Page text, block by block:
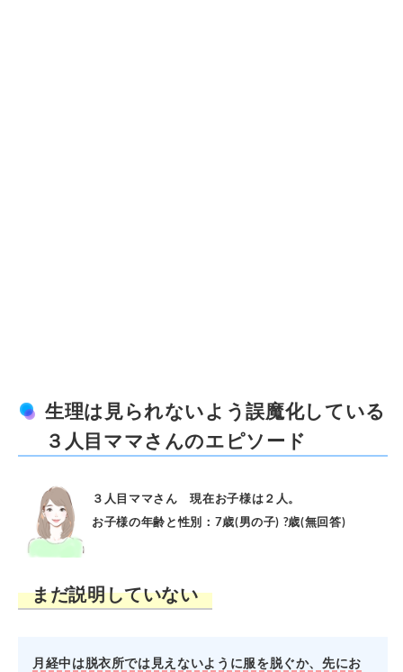
生理は見られないよう誤魔化している
３人目ママさんのエピソード
３人目ママさん 現在お子様は２人。
お子様の年齢と性別：7歳(男の子) ?歳(無回答)
まだ説明していない
月経中は脱衣所では見えないように服を脱ぐか、先にお